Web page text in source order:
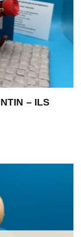
– ILS